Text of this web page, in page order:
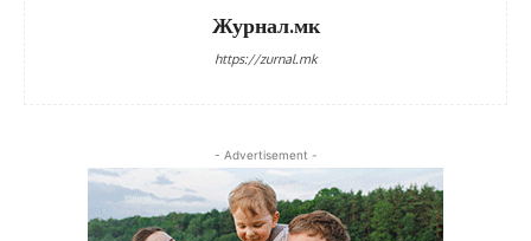
Журнал.мк
https://zurnal.mk
- Advertisement -